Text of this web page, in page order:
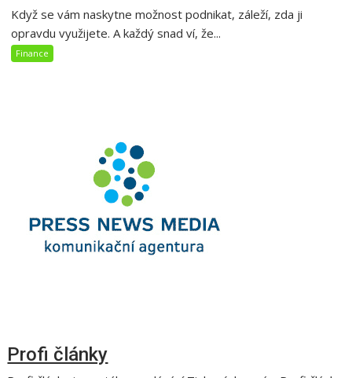
Když se vám naskytne možnost podnikat, záleží, zda ji
opravdu využijete. A každý snad ví, že...
Finance
Profi články